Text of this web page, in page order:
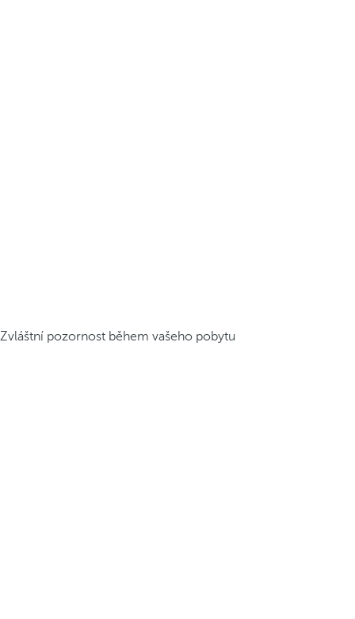
Zvláštní pozornost během vašeho pobytu